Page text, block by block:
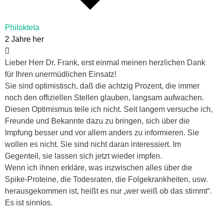
Philokteta
2 Jahre her
Lieber Herr Dr. Frank, erst einmal meinen herzlichen Dank
für Ihren unermüdlichen Einsatz!
Sie sind optimistisch, daß die achtzig Prozent, die immer
noch den offiziellen Stellen glauben, langsam aufwachen.
Diesen Optimismus teile ich nicht. Seit langem versuche ich,
Freunde und Bekannte dazu zu bringen, sich über die
Impfung besser und vor allem anders zu informieren. Sie
wollen es nicht. Sie sind nicht daran interessiert. Im
Gegenteil, sie lassen sich jetzt wieder impfen.
Wenn ich ihnen erkläre, was inzwischen alles über die
Spike-Proteine, die Todesraten, die Folgekrankheiten, usw.
herausgekommen ist, heißt es nur „wer weiß ob das stimmt“.
Es ist sinnlos.